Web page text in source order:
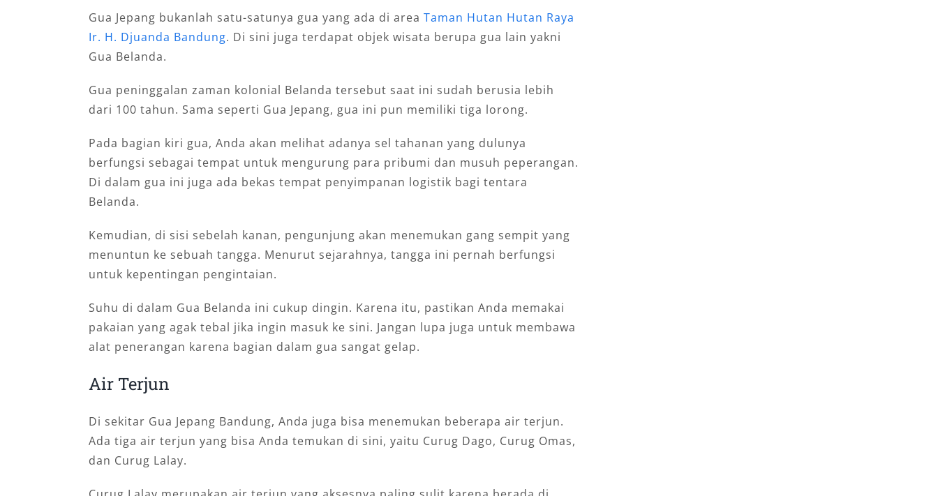
Gua Jepang bukanlah satu-satunya gua yang ada di area Taman Hutan Hutan Raya
Ir. H. Djuanda Bandung. Di sini juga terdapat objek wisata berupa gua lain yakni
Gua Belanda.
Gua peninggalan zaman kolonial Belanda tersebut saat ini sudah berusia lebih
dari 100 tahun. Sama seperti Gua Jepang, gua ini pun memiliki tiga lorong.
Pada bagian kiri gua, Anda akan melihat adanya sel tahanan yang dulunya
berfungsi sebagai tempat untuk mengurung para pribumi dan musuh peperangan.
Di dalam gua ini juga ada bekas tempat penyimpanan logistik bagi tentara
Belanda.
Kemudian, di sisi sebelah kanan, pengunjung akan menemukan gang sempit yang
menuntun ke sebuah tangga. Menurut sejarahnya, tangga ini pernah berfungsi
untuk kepentingan pengintaian.
Suhu di dalam Gua Belanda ini cukup dingin. Karena itu, pastikan Anda memakai
pakaian yang agak tebal jika ingin masuk ke sini. Jangan lupa juga untuk membawa
alat penerangan karena bagian dalam gua sangat gelap.
Air Terjun
Di sekitar Gua Jepang Bandung, Anda juga bisa menemukan beberapa air terjun.
Ada tiga air terjun yang bisa Anda temukan di sini, yaitu Curug Dago, Curug Omas,
dan Curug Lalay.